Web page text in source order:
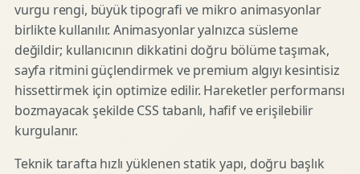
vurgu rengi, büyük tipografi ve mikro animasyonlar
birlikte kullanılır. Animasyonlar yalnızca süsleme
değildir; kullanıcının dikkatini doğru bölüme taşımak,
sayfa ritmini güçlendirmek ve premium algıyı kesintisiz
hissettirmek için optimize edilir. Hareketler performansı
bozmayacak şekilde CSS tabanlı, hafif ve erişilebilir
kurgulanır.
Teknik tarafta hızlı yüklenen statik yapı, doğru başlık